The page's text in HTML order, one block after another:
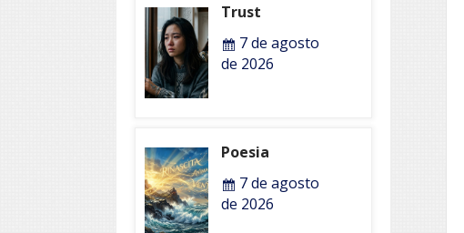
Trust
7 de agosto
de 2026
Poesia
7 de agosto
de 2026